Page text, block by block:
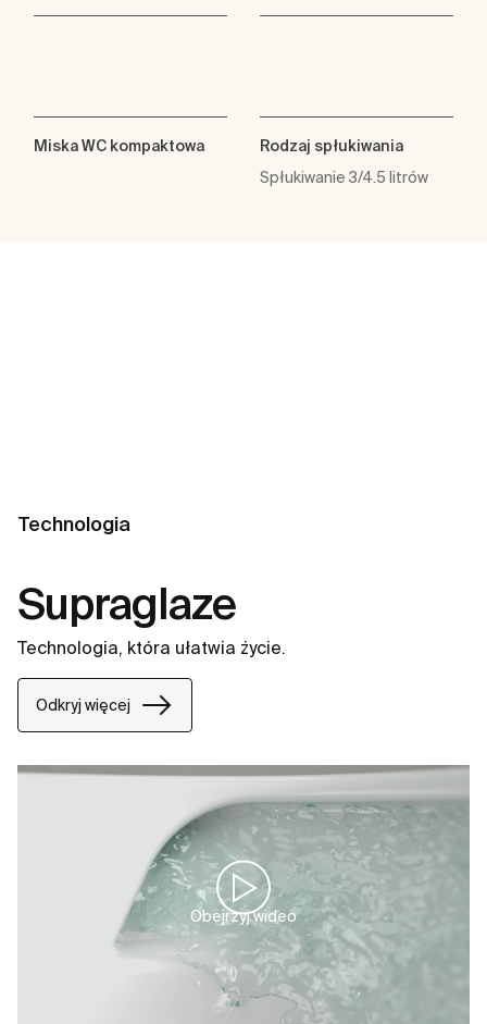
Miska WC kompaktowa
Rodzaj spłukiwania
Spłukiwanie 3/4.5 litrów
Technologia
Supraglaze
Technologia, która ułatwia życie.
Odkryj więcej
Obejrzyj wideo